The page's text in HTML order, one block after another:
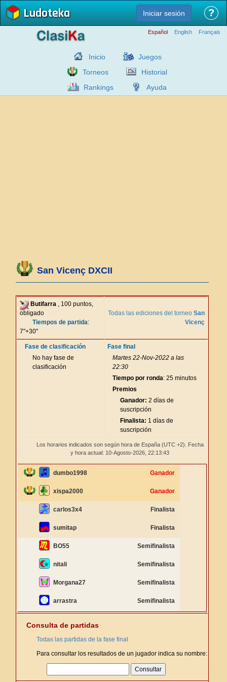
Ludoteka Iniciar sesión ?
Español English Français
Inicio
Juegos
Torneos
Historial
Rankings
Ayuda
San Vicenç DXCII
Butifarra , 100 puntos,
obligado
Tiempos de partida:
7"+30"
Todas las ediciones del torneo San
Vicenç
Fase de clasificación
No hay fase de
clasificación
Fase final
Martes 22-Nov-2022 a las
22:30
Tiempo por ronda: 25 minutos
Premios
Ganador: 2 días de
suscripción
Finalista: 1 días de
suscripción
Los horarios indicados son según hora de España (UTC +2). Fecha
y hora actual: 10-Agosto-2026, 22:13:43
dumbo1998 Ganador
xispa2000 Ganador
carlos3x4 Finalista
sumitap Finalista
BO55 Semifinalista
nitali Semifinalista
Morgana27 Semifinalista
arrastra Semifinalista
Consulta de partidas
Todas las partidas de la fase final
Para consultar los resultados de un jugador indica su nombre: